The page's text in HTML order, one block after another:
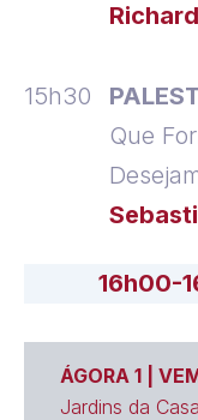
15h30
Que
16h00-
ÁGORA 1 |
Jardins da